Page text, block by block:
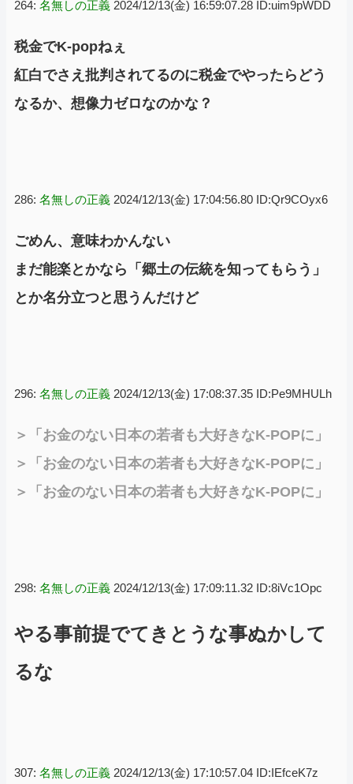
264: 名無しの正義 2024/12/13(金) 16:59:07.28 ID:uim9pWDD
税金でK-popねぇ
紅白でさえ批判されてるのに税金でやったらどう
なるか、想像力ゼロなのかな？
286: 名無しの正義 2024/12/13(金) 17:04:56.80 ID:Qr9COyx6
ごめん、意味わかんない
まだ能楽とかなら「郷土の伝統を知ってもらう」
とか名分立つと思うんだけど
296: 名無しの正義 2024/12/13(金) 17:08:37.35 ID:Pe9MHULh
＞「お金のない日本の若者も大好きなK-POPに」
＞「お金のない日本の若者も大好きなK-POPに」
＞「お金のない日本の若者も大好きなK-POPに」
298: 名無しの正義 2024/12/13(金) 17:09:11.32 ID:8iVc1Opc
やる事前提でてきとうな事ぬかして
るな
307: 名無しの正義 2024/12/13(金) 17:10:57.04 ID:IEfceK7z